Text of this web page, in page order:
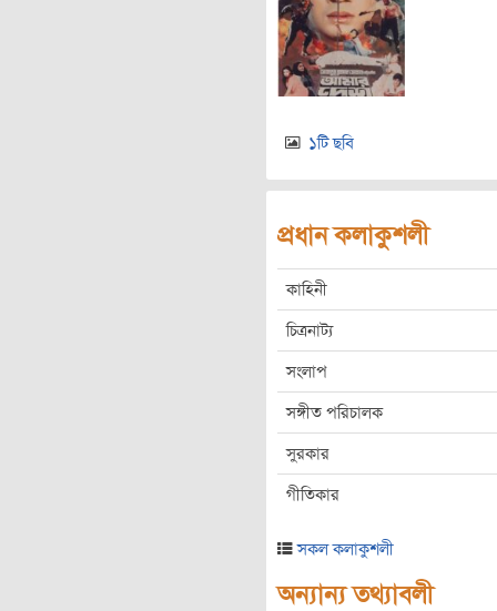
১টি ছবি
প্রধান কলাকুশলী
কাহিনী
চিত্রনাট্য
সংলাপ
সঙ্গীত পরিচালক
সুরকার
গীতিকার
সকল কলাকুশলী
অন্যান্য তথ্যাবলী